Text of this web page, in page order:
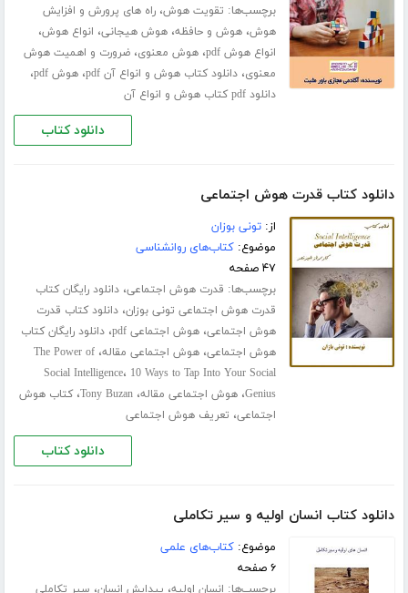
برچسب‌ها: تقویت هوش،راه های پرورش و افزایش
هوش،هوش و حافظه،هوش هیجانی، انواع هوش،
انواع هوش pdf ،هوش معنوی،ضرورت و اهمیت هوش
معنوی،دانلود کتاب هوش و انواع آن pdf ،هوش pdf ،
دانلود pdf کتاب هوش و انواع آن
دانلود کتاب
دانلود کتاب قدرت هوش اجتماعی
از:تونی بوزان
موضوع:کتاب‌های روانشناسی
۴۷ صفحه
برچسب‌ها: قدرت هوش اجتماعی،دانلود رایگان کتاب
قدرت هوش اجتماعی تونی بوزان،دانلود کتاب قدرت
هوش اجتماعی،هوش اجتماعی pdf ،دانلود رایگان کتاب
هوش اجتماعی،هوش اجتماعی مقاله،The Power of
Social Intelligence، 10 Ways to Tap Into Your Social
Genius،هوش اجتماعی مقاله،Tony Buzan،کتاب هوش
اجتماعی، تعریف هوش اجتماعی
دانلود کتاب
دانلود کتاب انسان اولیه و سیر تکاملی
موضوع:کتاب‌های علمی
۶ صفحه
برچسب‌ها: انسان اولیه، پیدایش انسان، سیر تکاملی